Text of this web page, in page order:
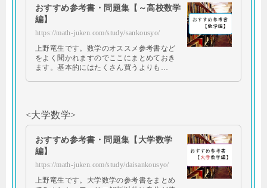
おすすめ参考書・問題集【～高校数学
編】
https://math-juken.com/study/sankousyo/
上野竜生です。数学のオススメ参考書など
をよく聞かれますのでここにまとめておき
ます。基本的にはたくさん買うよりも…
<大学数学>
おすすめ参考書・問題集【大学数学
編】
https://math-juken.com/study/daisankousyo/
上野竜生です。大学数学の参考書をまとめ